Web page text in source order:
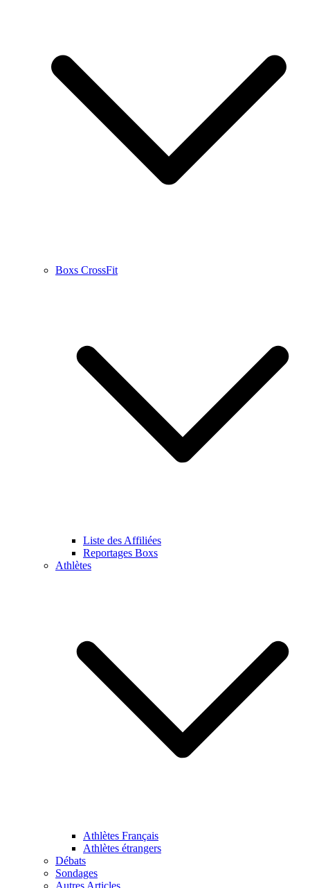
Boxs CrossFit
Liste des Affiliées
Reportages Boxs
Athlètes
Athlètes Français
Athlètes étrangers
Débats
Sondages
Autres Articles